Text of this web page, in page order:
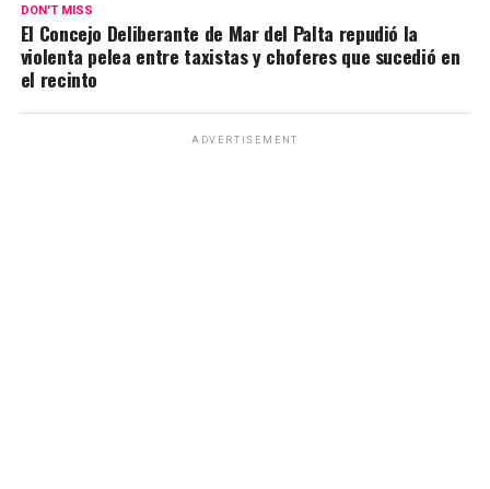
DON'T MISS
El Concejo Deliberante de Mar del Palta repudió la
violenta pelea entre taxistas y choferes que sucedió en
el recinto
ADVERTISEMENT